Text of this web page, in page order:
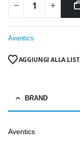
Aventics
AGGIUNGI ALLA
BRAND
Aventics